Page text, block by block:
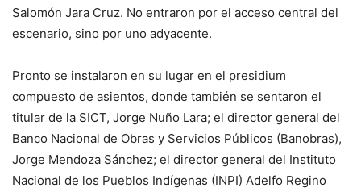
Salomón Jara Cruz. No entraron por el acceso central del
escenario, sino por uno adyacente.
Pronto se instalaron en su lugar en el presidium
compuesto de asientos, donde también se sentaron el
titular de la SICT, Jorge Nuño Lara; el director general del
Banco Nacional de Obras y Servicios Públicos (Banobras),
Jorge Mendoza Sánchez; el director general del Instituto
Nacional de los Pueblos Indígenas (INPI) Adelfo Regino